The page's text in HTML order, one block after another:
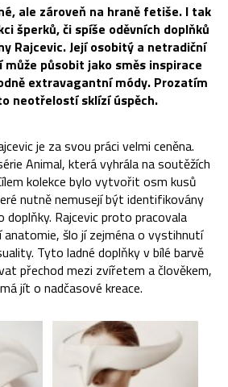
ale zároveň na hraně fetiše. I tak
šperků, či spíše oděvních doplňků
Rajcevic. Její osobitý a netradiční
může působit jako směs inspirace
extravagantní módy. Prozatím
neotřelostí sklízí úspěch.
je za svou práci velmi ceněna.
Animal, která vyhrála na soutěžích
kolekce bylo vytvořit osm kusů
nutně nemusejí být identifikovány
doplňky. Rajcevic proto pracovala
šlo jí zejména o vystihnutí
Tyto ladné doplňky v bílé barvě
přechod mezi zvířetem a člověkem,
jít o nadčasové kreace.